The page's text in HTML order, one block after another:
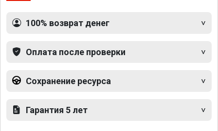
100% возврат денег
Оплата после проверки
Сохранение ресурса
Гарантия 5 лет